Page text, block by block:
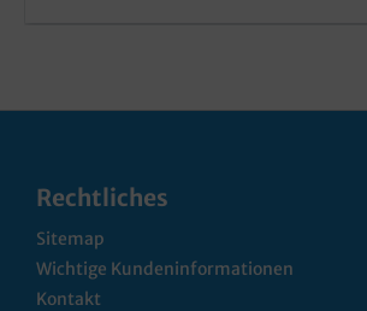
Rechtliches
Sitemap
Wichtige Kundeninformationen
Kontakt